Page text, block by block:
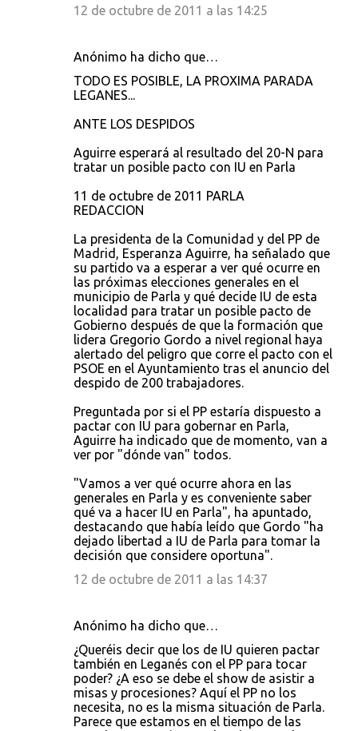
12 de octubre de 2011 a las 14:25
Anónimo ha dicho que…
TODO ES POSIBLE, LA PROXIMA PARADA
LEGANES...
ANTE LOS DESPIDOS
Aguirre esperará al resultado del 20-N para
tratar un posible pacto con IU en Parla
11 de octubre de 2011 PARLA
REDACCION
La presidenta de la Comunidad y del PP de
Madrid, Esperanza Aguirre, ha señalado que
su partido va a esperar a ver qué ocurre en
las próximas elecciones generales en el
municipio de Parla y qué decide IU de esta
localidad para tratar un posible pacto de
Gobierno después de que la formación que
lidera Gregorio Gordo a nivel regional haya
alertado del peligro que corre el pacto con el
PSOE en el Ayuntamiento tras el anuncio del
despido de 200 trabajadores.
Preguntada por si el PP estaría dispuesto a
pactar con IU para gobernar en Parla,
Aguirre ha indicado que de momento, van a
ver por "dónde van" todos.
"Vamos a ver qué ocurre ahora en las
generales en Parla y es conveniente saber
qué va a hacer IU en Parla", ha apuntado,
destacando que había leído que Gordo "ha
dejado libertad a IU de Parla para tomar la
decisión que considere oportuna".
12 de octubre de 2011 a las 14:37
Anónimo ha dicho que…
¿Queréis decir que los de IU quieren pactar
también en Leganés con el PP para tocar
poder? ¿A eso se debe el show de asistir a
misas y procesiones? Aquí el PP no los
necesita, no es la misma situación de Parla.
Parece que estamos en el tiempo de las